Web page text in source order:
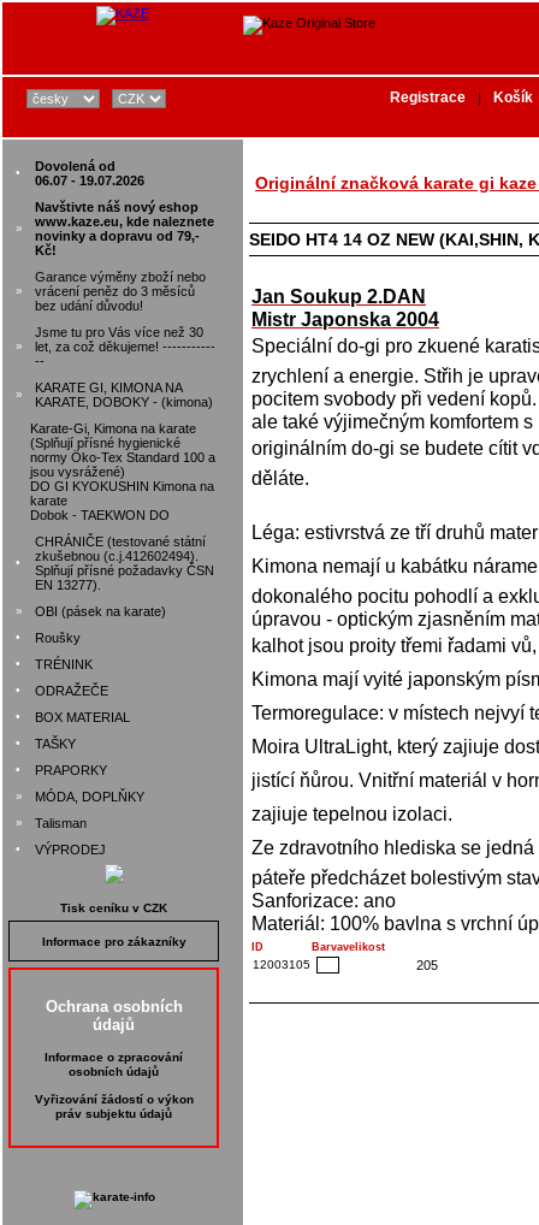
•
Dovolená od
06.07 - 19.07.2026
»
Navštivte náš nový eshop
www.kaze.eu, kde naleznete
novinky a dopravu od 79,-
Kč!
»
Garance výměny zboží nebo
vrácení peněz do 3 měsíců
bez udání důvodu!
»
Jsme tu pro Vás více než 30
let, za což děkujeme! -----------
--
»
KARATE GI, KIMONA NA
KARATE, DOBOKY - (kimona)
Karate-Gi, Kimona na karate
(Splňují přísné hygienické
normy Öko-Tex Standard 100 a
jsou vysrážené)
DO GI KYOKUSHIN Kimona na
karate
Dobok - TAEKWON DO
•
CHRÁNIČE (testované státní
zkušebnou (c.j.412602494).
Splňují přísné požadavky ČSN
EN 13277).
» OBI (pásek na karate)
• Roušky
• TRÉNINK
• ODRAŽEČE
• BOX MATERIAL
• TAŠKY
• PRAPORKY
» MÓDA, DOPLŇKY
» Talisman
• VÝPRODEJ
Tisk ceníku v CZK
Informace pro zákazníky
Ochrana osobních
údajů
Informace o zpracování
osobních údajů
Vyřizování žádostí o výkon
práv subjektu údajů
Registrace | Košík
Originální značková karate gi
SEIDO HT4 14 OZ NEW (KAI,SHIN,
Jan Soukup 2.DAN
Mistr Japonska 2004
Speciální do-gi pro zkuené
zrychlení a energie. Střih je
pocitem svobody při vedení
ale také výjimečným komfortem
originálním do-gi se budete cítit
děláte.
Léga: estivrstvá ze tří druhů
Kimona nemají u kabátku
dokonalého pocitu pohodlí a
úpravou - optickým zjasněním
kalhot jsou proity třemi řadami
Kimona mají vyité japonským
Termoregulace: v místech
Moira UltraLight, který zajiuje
jistící ňůrou. Vnitřní materiál v
zajiuje tepelnou izolaci.
Ze zdravotního hlediska se
páteře předcházet bolestivým
Sanforizace: ano
Materiál: 100% bavlna s vrchní
ID Barvavelikost
12003105 205